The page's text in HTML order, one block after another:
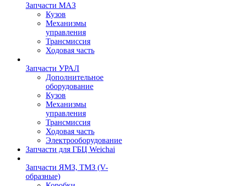
Запчасти МАЗ
Кузов
Механизмы
управления
Трансмиссия
Ходовая часть
Запчасти УРАЛ
Дополнительное
оборудование
Кузов
Механизмы
управления
Трансмиссия
Ходовая часть
Электрооборудование
Запчасти для ГБЦ Weichai
Запчасти ЯМЗ, ТМЗ (V-
образные)